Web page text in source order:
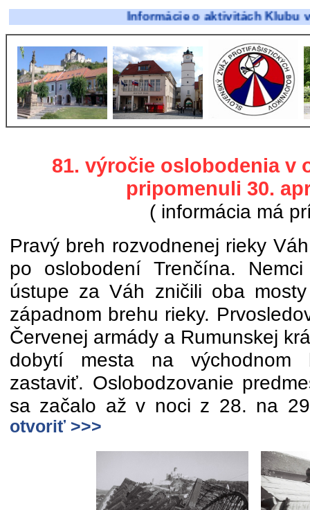
Informácie o aktivitách Klubu
81. výročie oslobodenia v
pripomenuli 30.
( informácia má
Pravý breh rozvodnenej rieky
po oslobodení Trenčína.
ústupe za Váh zničili oba
západnom brehu rieky.
Červenej armády a Rumunskej
dobytí mesta na východnom
zastaviť. Oslobodzovanie
sa začalo až v noci z 28. na
otvoriť >>>